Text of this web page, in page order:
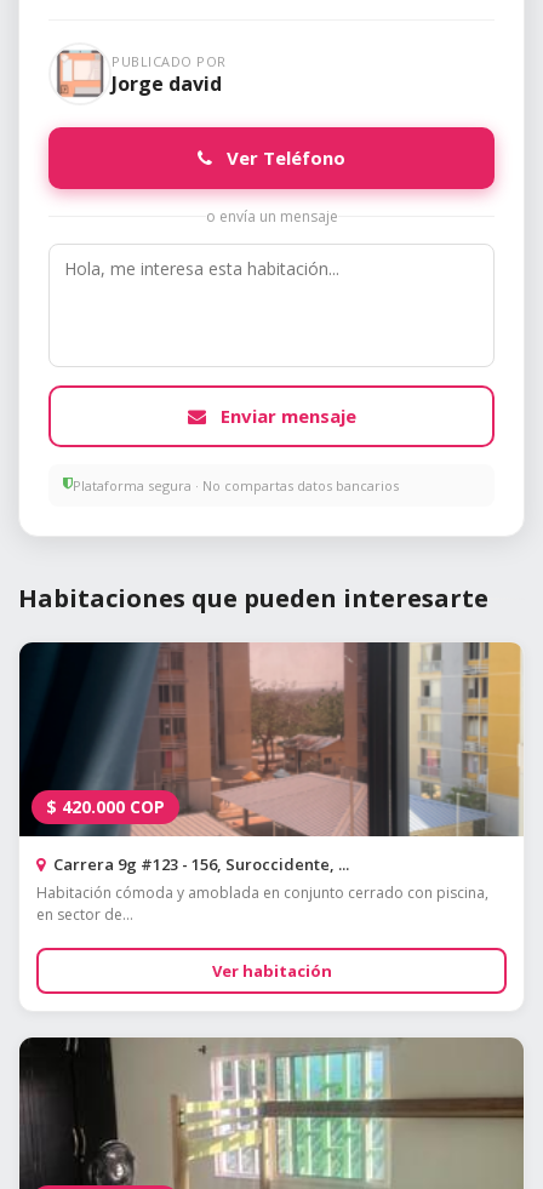
PUBLICADO POR
Jorge david
Ver Teléfono
o envía un mensaje
Enviar mensaje
Plataforma segura · No compartas datos bancarios
Habitaciones que pueden interesarte
$ 420.000 COP
Carrera 9g #123 - 156, Suroccidente, ...
Habitación cómoda y amoblada en conjunto cerrado con piscina,
en sector de...
Ver habitación